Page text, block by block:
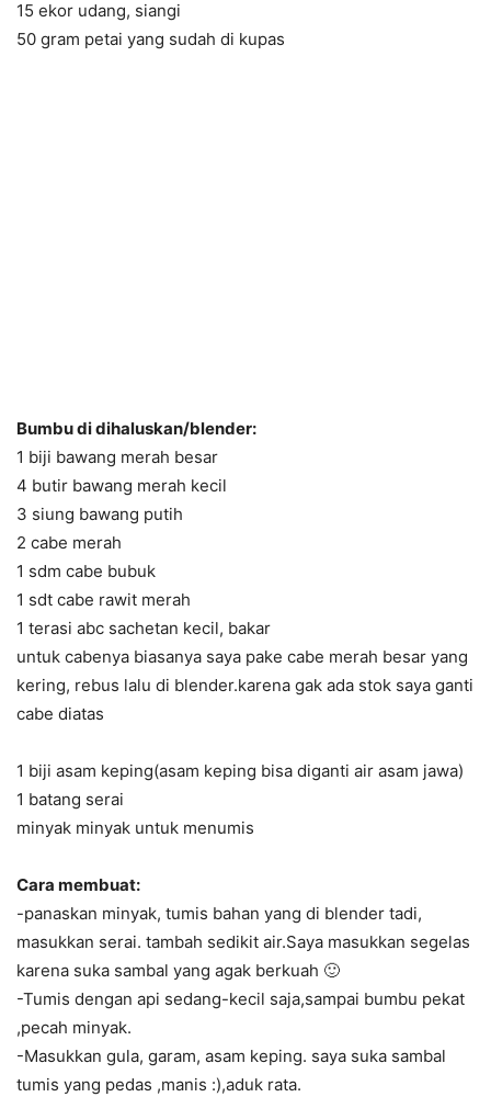
15 ekor udang, siangi
50 gram petai yang sudah di kupas
Bumbu di dihaluskan/blender:
1 biji bawang merah besar
4 butir bawang merah kecil
3 siung bawang putih
2 cabe merah
1 sdm cabe bubuk
1 sdt cabe rawit merah
1 terasi abc sachetan kecil, bakar
untuk cabenya biasanya saya pake cabe merah besar yang
kering, rebus lalu di blender.karena gak ada stok saya ganti
cabe diatas
1 biji asam keping(asam keping bisa diganti air asam jawa)
1 batang serai
minyak minyak untuk menumis
Cara membuat:
-panaskan minyak, tumis bahan yang di blender tadi,
masukkan serai. tambah sedikit air.Saya masukkan segelas
karena suka sambal yang agak berkuah 🙂
-Tumis dengan api sedang-kecil saja,sampai bumbu pekat
,pecah minyak.
-Masukkan gula, garam, asam keping. saya suka sambal
tumis yang pedas ,manis :),aduk rata.